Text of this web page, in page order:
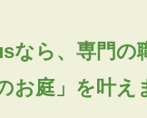
なら、専門の
お庭」を叶え